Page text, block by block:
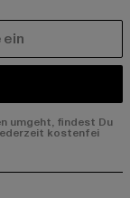
umgeht, findest Du
kostenfei